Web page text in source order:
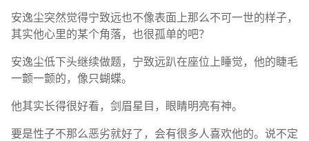
安逸尘突然觉得宁致远也不像表面上那么不可一世的样子，
其实他心里的某个角落，也很孤单的吧？
安逸尘低下头继续做题，宁致远趴在座位上睡觉，他的睫毛
一颤一颤的，像只蝴蝶。
他其实长得很好看，剑眉星目，眼睛明亮有神。
要是性子不那么恶劣就好了，会有很多人喜欢他的。说不定